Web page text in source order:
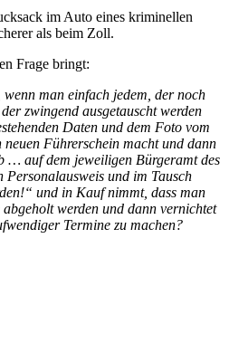
im Auto eines kriminellen
als beim Zoll.
Frage bringt:
man einfach jedem, der noch
zwingend ausgetauscht werden
Daten und dem Foto vom
neuen Führerschein macht und dann
… auf dem jeweiligen Bürgeramt des
Personalausweis und im Tausch
und in Kauf nimmt, dass man
werden und dann vernichtet
Termine zu machen?